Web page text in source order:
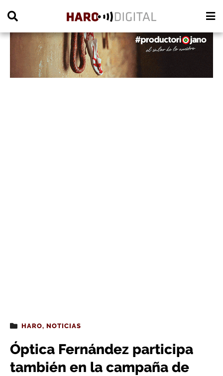
HARO, NOTICIAS
Óptica Fernández participa
también en la campaña de